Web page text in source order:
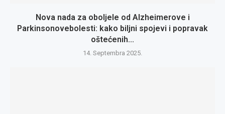
Nova nada za oboljele od Alzheimerove i
Parkinsonovebolesti: kako biljni spojevi i popravak
oštećenih...
14. Septembra 2025.